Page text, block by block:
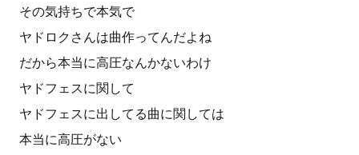
その気持ちで本気で
ヤドロクさんは曲作ってんだよね
だから本当に高圧なんかないわけ
ヤドフェスに関して
ヤドフェスに出してる曲に関しては
本当に高圧がない